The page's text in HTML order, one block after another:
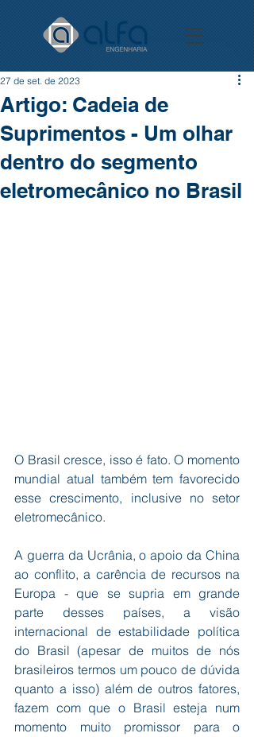
Artigo: Cadeia de
Suprimentos - Um olhar
dentro do segmento
eletromecânico no Brasil
27 de set. de 2023
O Brasil cresce, isso é fato. O momento
mundial atual também tem favorecido
esse crescimento, inclusive no setor
eletromecânico.
A guerra da Ucrânia, o apoio da China
ao conflito, a carência de recursos na
Europa - que se supria em grande
parte desses países, a visão
internacional de estabilidade política
do Brasil (apesar de muitos de nós
brasileiros termos um pouco de dúvida
quanto a isso) além de outros fatores,
fazem com que o Brasil esteja num
momento muito promissor para o